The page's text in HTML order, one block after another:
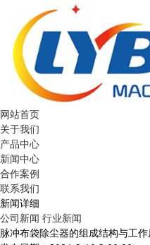
网站首页
关于我们
产品中心
新闻中心
合作案例
联系我们
新闻详细
公司新闻 行业新闻
脉冲布袋除尘器的组成结构与工作